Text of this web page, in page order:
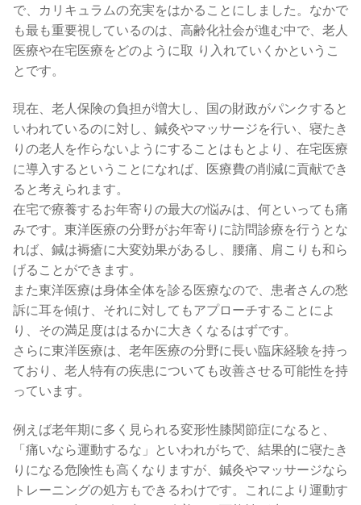
で、カリキュラムの充実をはかることにしました。なかで
も最も重要視しているのは、高齢化社会が進む中で、老人
医療や在宅医療をどのように取 り入れていくかというこ
とです。
現在、老人保険の負担が増大し、国の財政がパンクすると
いわれているのに対し、鍼灸やマッサージを行い、寝たき
りの老人を作らないようにすることはもとより、在宅医療
に導入するということになれば、医療費の削減に貢献でき
ると考えられます。
在宅で療養するお年寄りの最大の悩みは、何といっても痛
みです。東洋医療の分野がお年寄りに訪問診療を行うとな
れば、鍼は褥瘡に大変効果があるし、腰痛、肩こりも和ら
げることができます。
また東洋医療は身体全体を診る医療なので、患者さんの愁
訴に耳を傾け、それに対してもアプローチすることによ
り、その満足度ははるかに大きくなるはずです。
さらに東洋医療は、老年医療の分野に長い臨床経験を持っ
ており、老人特有の疾患についても改善させる可能性を持
っています。
例えば老年期に多く見られる変形性膝関節症になると、
「痛いなら運動するな」といわれがちで、結果的に寝たき
りになる危険性も高くなりますが、鍼灸やマッサージなら
トレーニングの処方もできるわけです。これにより運動す